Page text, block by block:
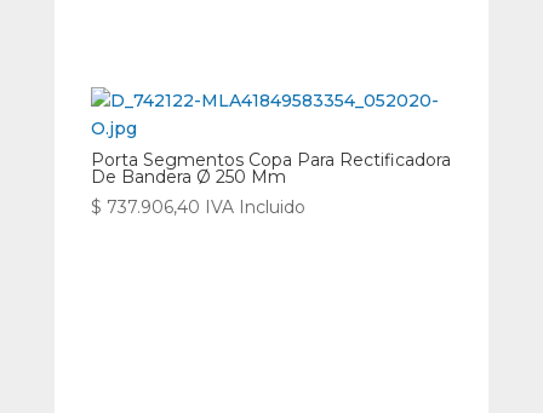
Porta Segmentos Copa Para Rectificadora
De Bandera Ø 250 Mm
$ 737.906,40 IVA Incluido